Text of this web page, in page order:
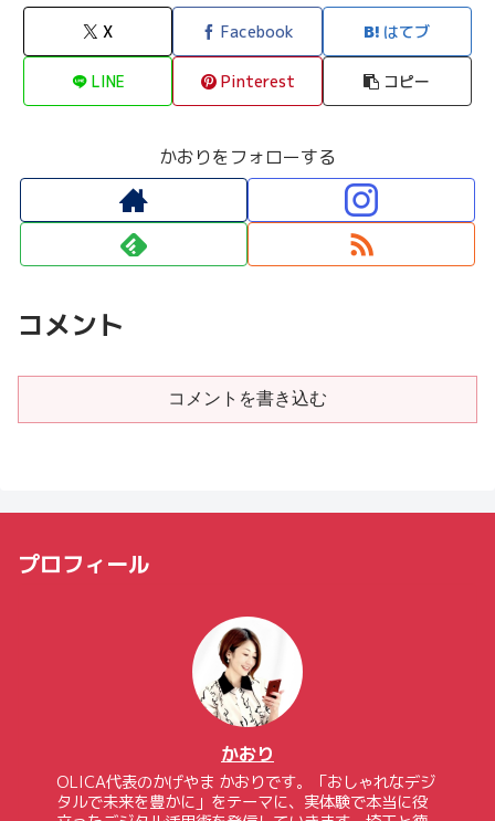
X Facebook はてブ
LINE Pinterest コピー
かおりをフォローする
コメント
コメントを書き込む
プロフィール
かおり
OLICA代表のかげやま かおりです。「おしゃれなデジ
タルで未来を豊かに」をテーマに、実体験で本当に役